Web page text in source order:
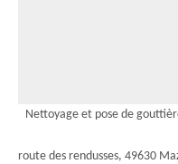
Nettoyage et pose de
route des rendusses, 49630